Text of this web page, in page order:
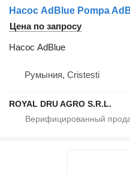
Цена по запросу
Насос AdBlue
Румыния, Cristesti
ROYAL DRU AGRO S.R.L.